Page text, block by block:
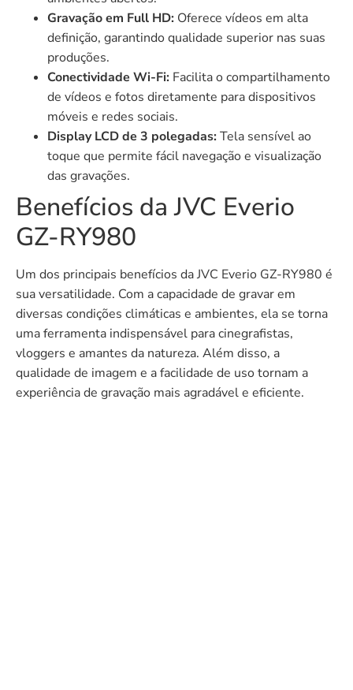
Gravação em Full HD: Oferece vídeos em alta
definição, garantindo qualidade superior nas suas
produções.
Conectividade Wi-Fi: Facilita o compartilhamento
de vídeos e fotos diretamente para dispositivos
móveis e redes sociais.
Display LCD de 3 polegadas: Tela sensível ao
toque que permite fácil navegação e visualização
das gravações.
Benefícios da JVC Everio
GZ-RY980
Um dos principais benefícios da JVC Everio GZ-RY980 é
sua versatilidade. Com a capacidade de gravar em
diversas condições climáticas e ambientes, ela se torna
uma ferramenta indispensável para cinegrafistas,
vloggers e amantes da natureza. Além disso, a
qualidade de imagem e a facilidade de uso tornam a
experiência de gravação mais agradável e eficiente.